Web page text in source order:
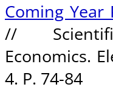
Coming Year
//
Economics.
4. P. 74-84